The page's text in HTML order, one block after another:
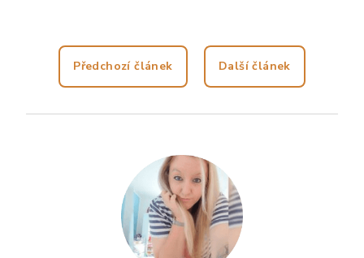
Předchozí článek Další článek